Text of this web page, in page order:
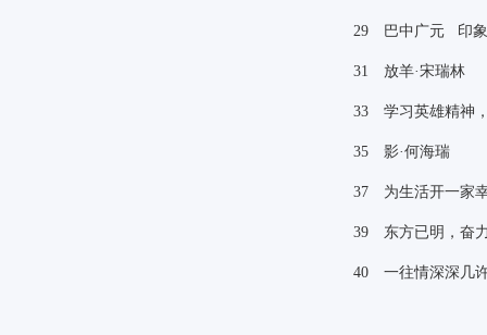
29 巴中广元 印
31 放羊·宋瑞林
33 学习英雄精神
35 影·何海瑞
37 为生活开一家
39 东方已明，奋
40 一往情深深几